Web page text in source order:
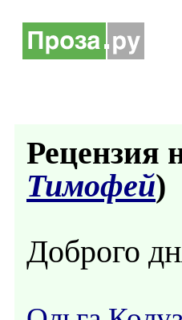
Рецензия
Тимофей)
Доброго